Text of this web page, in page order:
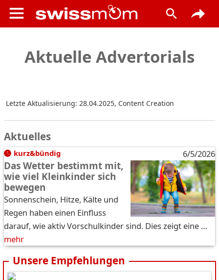
Aktuelle Advertorials
Letzte Aktualisierung: 28.04.2025, Content Creation
Aktuelles
kurz&bündig 6/5/2026
Das Wetter bestimmt mit,
wie viel Kleinkinder sich
bewegen
Sonnenschein, Hitze, Kälte und
Regen haben einen Einfluss
darauf, wie aktiv Vorschulkinder sind. Dies zeigt eine …
mehr
Unsere Empfehlungen